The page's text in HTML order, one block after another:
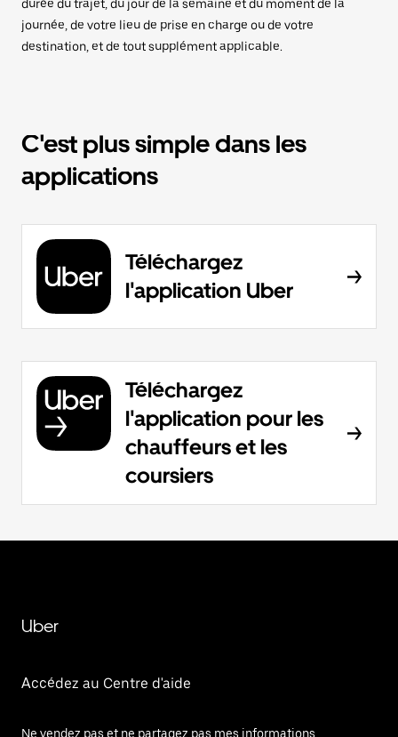
durée du trajet, du jour de la semaine et du moment de la
journée, de votre lieu de prise en charge ou de votre
destination, et de tout supplément applicable.
C'est plus simple dans les
applications
Téléchargez
l'application Uber
Téléchargez
l'application pour les
chauffeurs et les
coursiers
Uber
Accédez au Centre d'aide
Ne vendez pas et ne partagez pas mes informations